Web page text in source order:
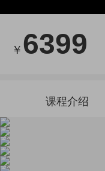
￥ 6399
课程介绍